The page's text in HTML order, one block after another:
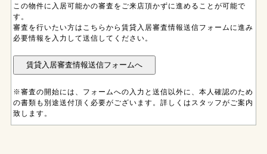
この物件に入居可能かの審査をご来店頂かずに進めることが可能で
す。
審査を行いたい方はこちらから賃貸入居審査情報送信フォームに進み
必要情報を入力して送信してください。
※審査の開始には、フォームへの入力と送信以外に、本人確認のため
の書類も別途送付頂く必要がございます。詳しくはスタッフがご案内
致します。